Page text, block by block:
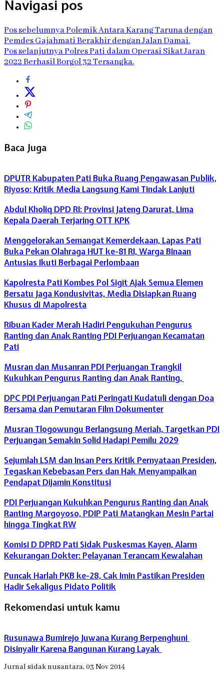
Navigasi pos
Pos sebelumnyaPolemik Antara Karang Taruna dengan
Pemdes Gajahmati Berakhir dengan Jalan Damai.
Pos selanjutnyaPolres Pati dalam Operasi Sikat Jaran
2022 Berhasil Borgol 32 Tersangka.
Baca Juga
DPUTR Kabupaten Pati Buka Ruang Pengawasan Publik,
Riyoso: Kritik Media Langsung Kami Tindak Lanjuti
Abdul Kholiq DPD RI: Provinsi Jateng Darurat, Lima
Kepala Daerah Terjaring OTT KPK
Menggelorakan Semangat Kemerdekaan, Lapas Pati
Buka Pekan Olahraga HUT ke-81 RI, Warga Binaan
Antusias Ikuti Berbagai Perlombaan
Kapolresta Pati Kombes Pol Sigit Ajak Semua Elemen
Bersatu Jaga Kondusivitas, Media Disiapkan Ruang
Khusus di Mapolresta
Ribuan Kader Merah Hadiri Pengukuhan Pengurus
Ranting dan Anak Ranting PDI Perjuangan Kecamatan
Pati
Musran dan Musanran PDI Perjuangan Trangkil
Kukuhkan Pengurus Ranting dan Anak Ranting,
DPC PDI Perjuangan Pati Peringati Kudatuli dengan Doa
Bersama dan Pemutaran Film Dokumenter
Musran Tlogowungu Berlangsung Meriah, Targetkan PDI
Perjuangan Semakin Solid Hadapi Pemilu 2029
Sejumlah LSM dan Insan Pers Kritik Pernyataan Presiden,
Tegaskan Kebebasan Pers dan Hak Menyampaikan
Pendapat Dijamin Konstitusi
PDI Perjuangan Kukuhkan Pengurus Ranting dan Anak
Ranting Margoyoso, PDIP Pati Matangkan Mesin Partai
hingga Tingkat RW
Komisi D DPRD Pati Sidak Puskesmas Kayen, Alarm
Kekurangan Dokter: Pelayanan Terancam Kewalahan
Puncak Harlah PKB ke-28, Cak Imin Pastikan Presiden
Hadir Sekaligus Pidato Politik
Rekomendasi untuk kamu
Rusunawa Bumirejo Juwana Kurang Berpenghuni
Disinyalir Karena Bangunan Kurang Layak
Jurnal sidak nusantara, 03 Nov 2014